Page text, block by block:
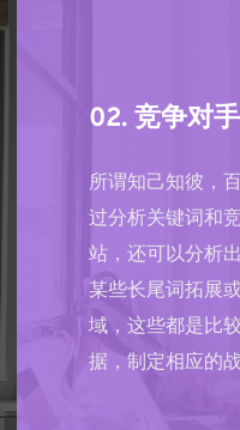
02. 竞争对
所谓知己知彼，
过分析关键词和
站，还可以分析
某些长尾词拓展
域，这些都是比
据，制定相应的